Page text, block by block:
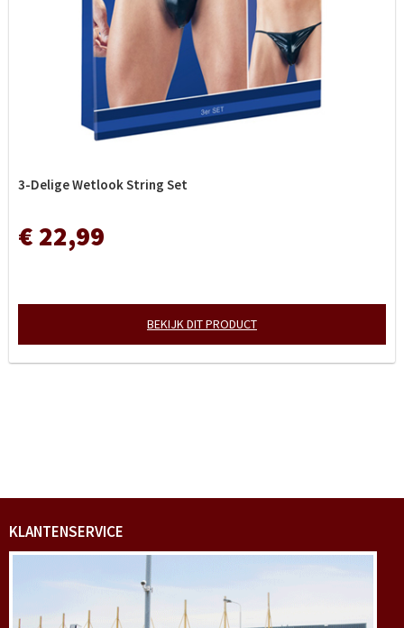
3-Delige Wetlook String Set
€ 22,99
BEKIJK DIT PRODUCT
KLANTENSERVICE